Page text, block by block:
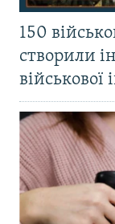
150
створили
військової